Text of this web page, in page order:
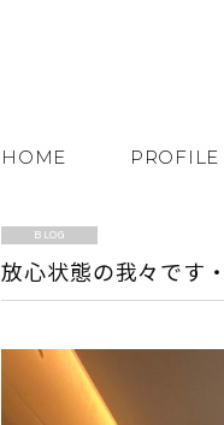
HOME PROFILE
BLOG
放心状態の我々です